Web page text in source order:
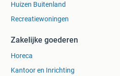
Huizen Buitenland
Recreatiewoningen
Zakelijke goederen
Horeca
Kantoor en Inrichting